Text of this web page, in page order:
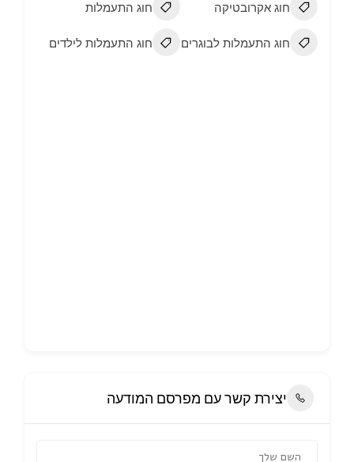
חוג אקרובטיקה חוג התעמלות
חוג התעמלות לבוגרים חוג התעמלות לילדים
יצירת קשר עם מפרסם המודעה